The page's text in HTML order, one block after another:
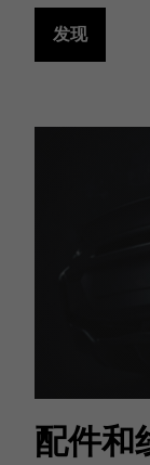
发现
配件和